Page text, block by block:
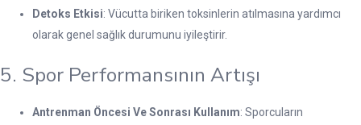
Detoks Etkisi: Vücutta biriken toksinlerin atılmasına yardımcı
olarak genel sağlık durumunu iyileştirir.
5. Spor Performansının Artışı
Antrenman Öncesi Ve Sonrası Kullanım: Sporcuların